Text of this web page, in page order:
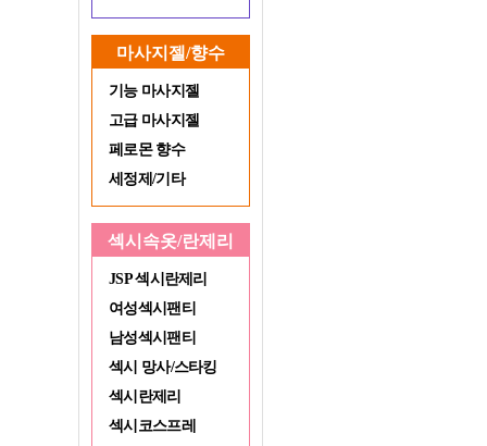
마사지젤/향수
기능 마사지젤
고급 마사지젤
페로몬 향수
세정제/기타
섹시속옷/란제리
JSP 섹시란제리
여성섹시팬티
남성섹시팬티
섹시 망사/스타킹
섹시란제리
섹시코스프레